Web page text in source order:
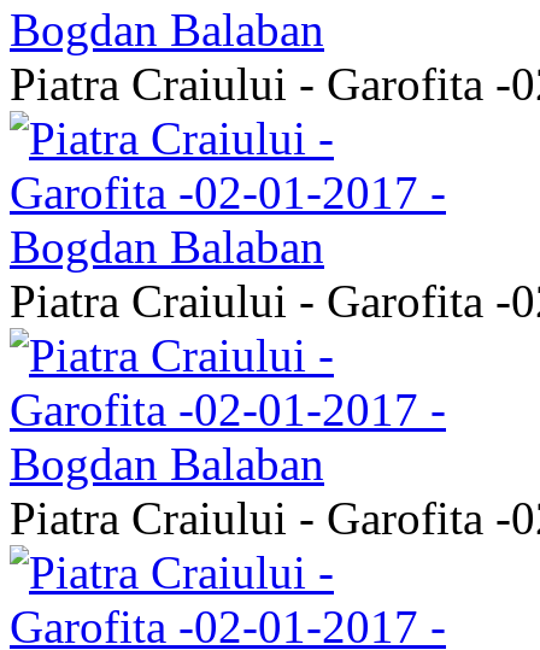
Piatra Craiului - Garofita -
Piatra Craiului - Garofita -
Piatra Craiului - Garofita -